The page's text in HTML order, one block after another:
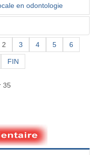
en odontologie
2 3 4 5 6
FIN
35